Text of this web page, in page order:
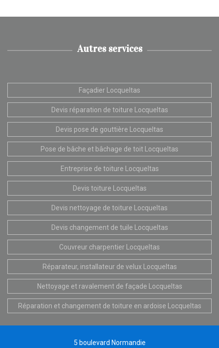
Autres services
Façadier Locqueltas
Devis réparation de toiture Locqueltas
Devis pose de gouttière Locqueltas
Pose de bâche et bâchage de toit Locqueltas
Entreprise de toiture Locqueltas
Devis toiture Locqueltas
Devis nettoyage de toiture Locqueltas
Devis changement de tuile Locqueltas
Couvreur charpentier Locqueltas
Réparateur, installateur de velux Locqueltas
Nettoyage et ravalement de façade Locqueltas
Réparation et changement de toiture en ardoise Locqueltas
5 boulevard Normandie